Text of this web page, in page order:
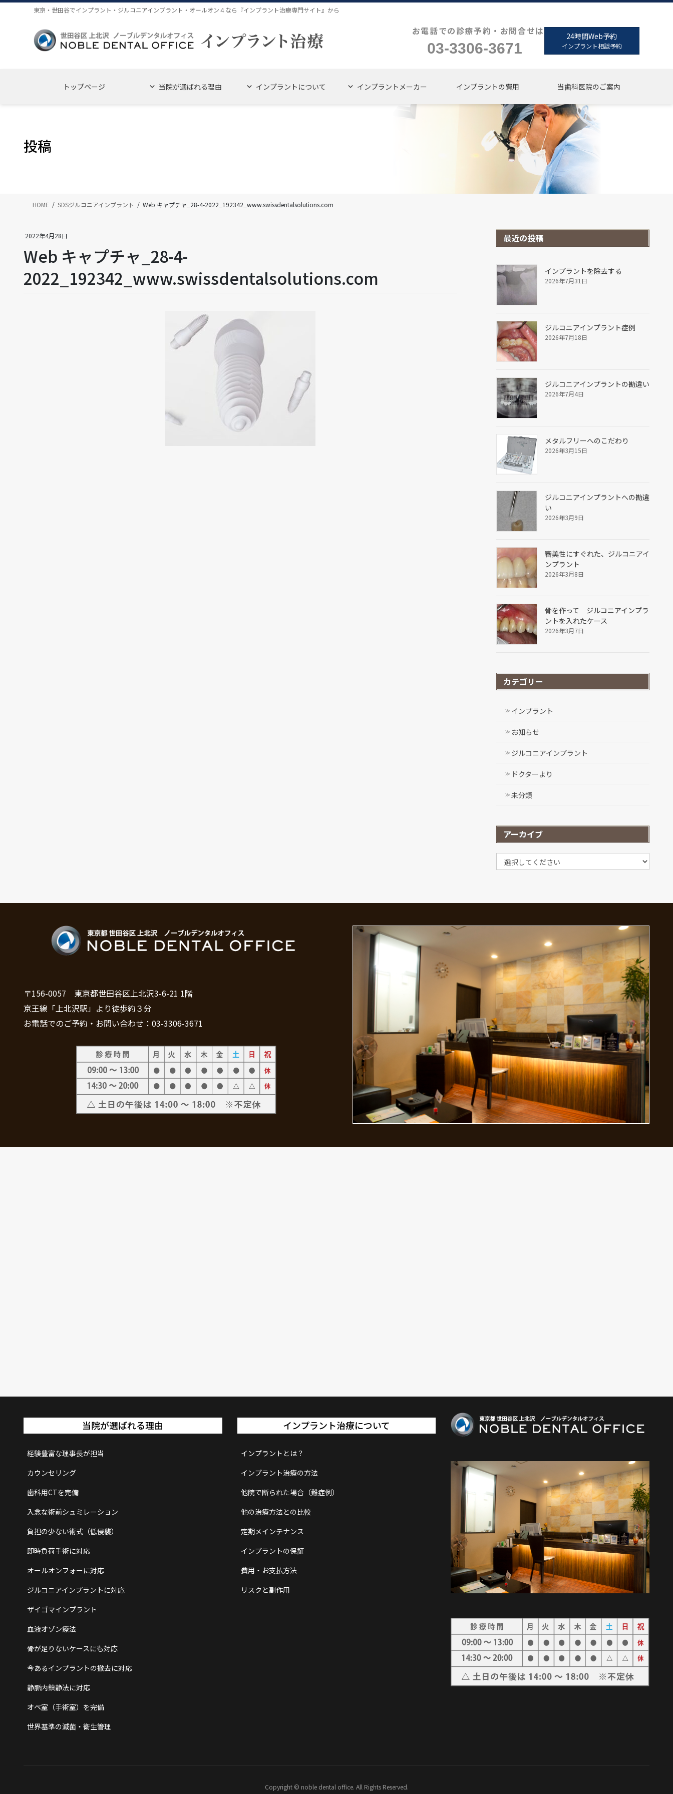
コ
ナ
東京・世田谷でインプラント・ジルコニアインプラント・オールオン４なら『インプラント治療専門サイト』から
お電話での診療予約・お問合せは
03-3306-3671
24時間Web予約
インプラント相談予約
トップページ 当院が選ばれる理由 インプラントについて インプラントメーカー インプラントの費用 当歯科医院のご案内
投稿
HOME SDSジルコニアインプラント Web キャプチャ_28-4-2022_192342_www.swissdentalsolutions.com
2022年4月28日
Web キャプチャ_28-4-
2022_192342_www.swissdentalsolutions.com
最近の投稿
インプラントを除去する
2026年7月31日
ジルコニアインプラント症例
2026年7月18日
ジルコニアインプラントの勘違い
2026年7月4日
メタルフリーへのこだわり
2026年3月15日
ジルコニアインプラントへの勘違
い
2026年3月9日
審美性にすぐれた、ジルコニアイ
ンプラント
2026年3月8日
骨を作って ジルコニアインプラ
ントを入れたケース
2026年3月7日
カテゴリー
インプラント
お知らせ
ジルコニアインプラント
ドクターより
未分類
アーカイブ
〒156-0057 東京都世田谷区上北沢3-6-21 1階
京王線「上北沢駅」より徒歩約３分
お電話でのご予約・お問い合わせ：03-3306-3671
当院が選ばれる理由
経験豊富な理事長が担当
カウンセリング
歯科用CTを完備
入念な術前シュミレーション
負担の少ない術式（低侵襲）
即時負荷手術に対応
オールオンフォーに対応
ジルコニアインプラントに対応
ザイゴマインプラント
血液オゾン療法
骨が足りないケースにも対応
今あるインプラントの撤去に対応
静脈内鎮静法に対応
オペ室（手術室）を完備
世界基準の滅菌・衛生管理
インプラント治療について
インプラントとは？
インプラント治療の方法
他院で断られた場合（難症例）
他の治療方法との比較
定期メインテナンス
インプラントの保証
費用・お支払方法
リスクと副作用
Copyright © noble dental office. All Rights Reserved.